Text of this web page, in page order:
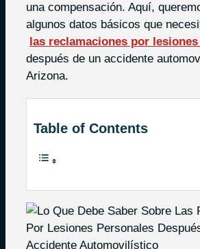
una compensación. Aquí,
algunos datos básicos que
las reclamaciones por
después de un accidente
Arizona.
Table of Contents